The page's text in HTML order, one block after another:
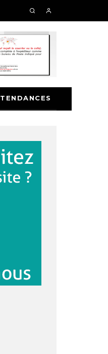
TENDANCES